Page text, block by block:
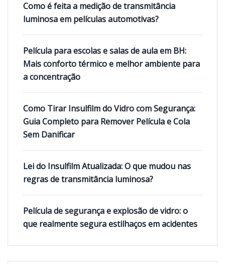
Como é feita a medição de transmitância
luminosa em películas automotivas?
Película para escolas e salas de aula em BH:
Mais conforto térmico e melhor ambiente para
a concentração
Como Tirar Insulfilm do Vidro com Segurança:
Guia Completo para Remover Película e Cola
Sem Danificar
Lei do Insulfilm Atualizada: O que mudou nas
regras de transmitância luminosa?
Película de segurança e explosão de vidro: o
que realmente segura estilhaços em acidentes